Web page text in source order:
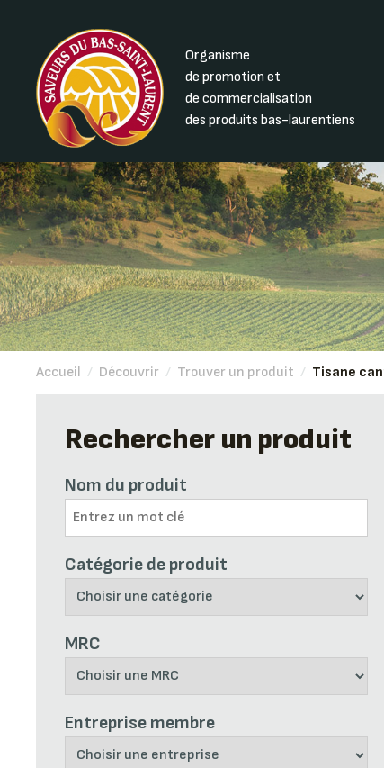
Organisme
de promotion et
de commercialisation
des produits bas-laurentiens
Accueil / Découvrir / Trouver un produit / Tisane
Rechercher un produit
Nom du produit
Catégorie de produit
MRC
Entreprise membre